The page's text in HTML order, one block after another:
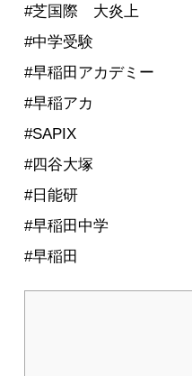
#芝国際 大炎上
#中学受験
#早稲田アカデミー
#早稲アカ
#SAPIX
#四谷大塚
#日能研
#早稲田中学
#早稲田